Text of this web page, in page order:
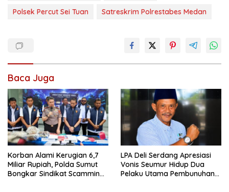
Polsek Percut Sei Tuan
Satreskrim Polrestabes Medan
Baca Juga
Korban Alami Kerugian 6,7
Miliar Rupiah, Polda Sumut
Bongkar Sindikat Scamming
LPA Deli Serdang Apresiasi
Vonis Seumur Hidup Dua
Pelaku Utama Pembunuhan